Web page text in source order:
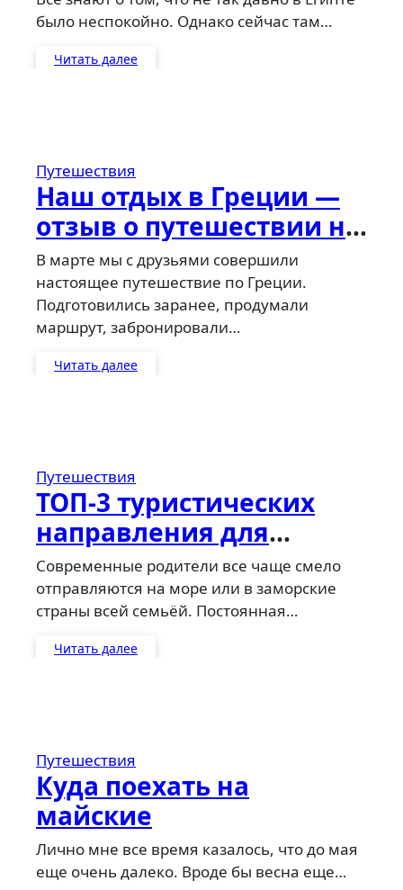
было неспокойно. Однако сейчас там…
Читать далее
Путешествия
Наш отдых в Греции —
отзыв о путешествии на
машине
В марте мы с друзьями совершили
настоящее путешествие по Греции.
Подготовились заранее, продумали
маршрут, забронировали…
Читать далее
Путешествия
ТОП-3 туристических
направления для
семейного отдыха в
Европе
Современные родители все чаще смело
отправляются на море или в заморские
страны всей семьёй. Постоянная…
Читать далее
Путешествия
Куда поехать на
майские
Лично мне все время казалось, что до мая
еще очень далеко. Вроде бы весна еще…